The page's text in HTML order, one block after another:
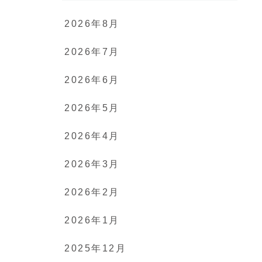
2026年8月
2026年7月
2026年6月
2026年5月
2026年4月
2026年3月
2026年2月
2026年1月
2025年12月